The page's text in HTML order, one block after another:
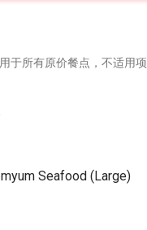
于所有原价餐点，不适用
Seafood (Large)